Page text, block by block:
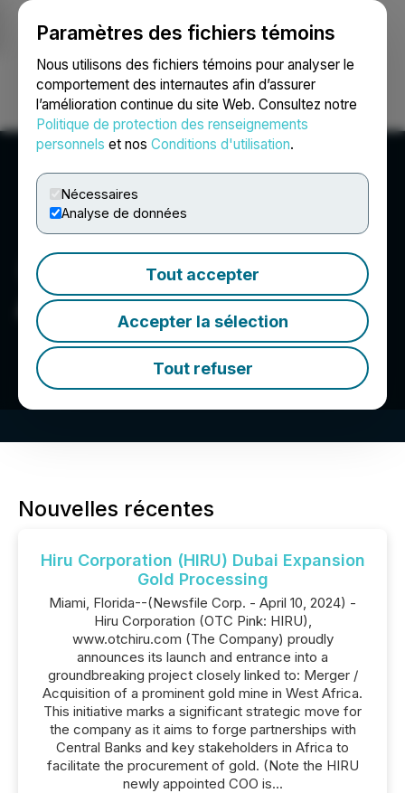
Paramètres des fichiers témoins
Nous utilisons des fichiers témoins pour analyser le
comportement des internautes afin d’assurer
l’amélioration continue du site Web. Consultez notre
Politique de protection des renseignements
personnels et nos Conditions d'utilisation.
Nécessaires
Analyse de données
Tout accepter
Accepter la sélection
Tout refuser
Ouvrir une session Recherche English
AMEEREX Corporation
Nouvelles récentes
Hiru Corporation (HIRU) Dubai Expansion
Gold Processing
Miami, Florida--(Newsfile Corp. - April 10, 2024) -
Hiru Corporation (OTC Pink: HIRU),
www.otchiru.com (The Company) proudly
announces its launch and entrance into a
groundbreaking project closely linked to: Merger /
Acquisition of a prominent gold mine in West Africa.
This initiative marks a significant strategic move for
the company as it aims to forge partnerships with
Central Banks and key stakeholders in Africa to
facilitate the procurement of gold. (Note the HIRU
newly appointed COO is...